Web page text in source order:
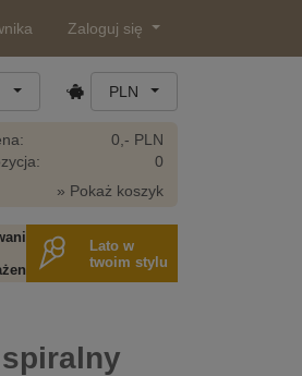
Zaloguj się
PLN
0,- PLN
0
» Pokaż koszyk
Lato w
twoim stylu